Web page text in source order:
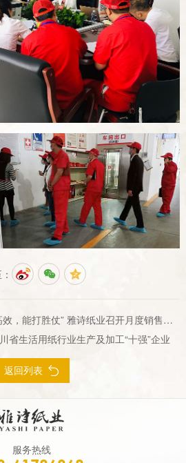
，能打胜仗” 雅诗纸业召开月度销售会议
省生活用纸行业生产及加工“十强”企业
返回列表
服务热线